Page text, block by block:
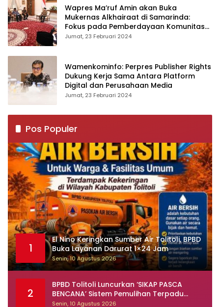
Wapres Ma’ruf Amin akan Buka
Mukernas Alkhairaat di Samarinda:
Fokus pada Pemberdayaan Komunitas
Islam Timur Indonesia
Jumat, 23 Februari 2024
Wamenkominfo: Perpres Publisher Rights
Dukung Kerja Sama Antara Platform
Digital dan Perusahaan Media
Jumat, 23 Februari 2024
Pos Populer
1
El Nino Keringkan Sumber Air Tolitoli, BPBD
Buka Layanan Darurat 1×24 Jam
Senin, 10 Agustus 2026
2
BPBD Tolitoli Luncurkan ‘SIKAP PASCA
BENCANA’ Sistem Pemulihan Terpadu
untuk Daerah yang Lebih Tangguh
Senin, 10 Agustus 2026